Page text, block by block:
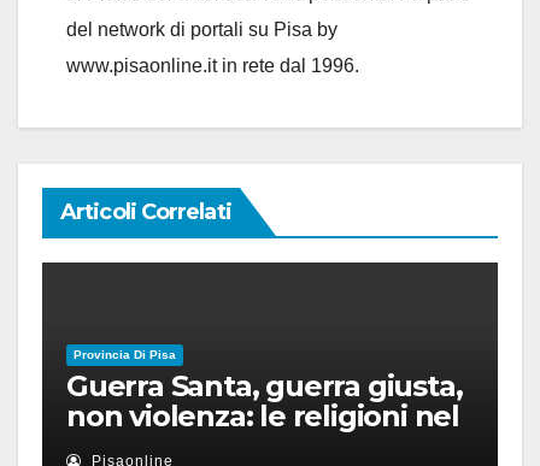
del network di portali su Pisa by
www.pisaonline.it in rete dal 1996.
Articoli Correlati
Provincia Di Pisa
Guerra Santa, guerra giusta,
non violenza: le religioni nel
nuovo disordine mondiale
Pisaonline